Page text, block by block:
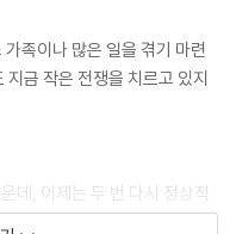
족이나 많은 일을 겪기 마련
지금 작은 전쟁을 치르고 있지
데, 이제는 두 번 다시 정상적
더 고통스러운 삶이 내 주위